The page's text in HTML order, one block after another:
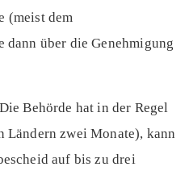
(meist dem
über die Genehmigung
Behörde hat in der Regel
zwei Monate), kann
auf bis zu drei